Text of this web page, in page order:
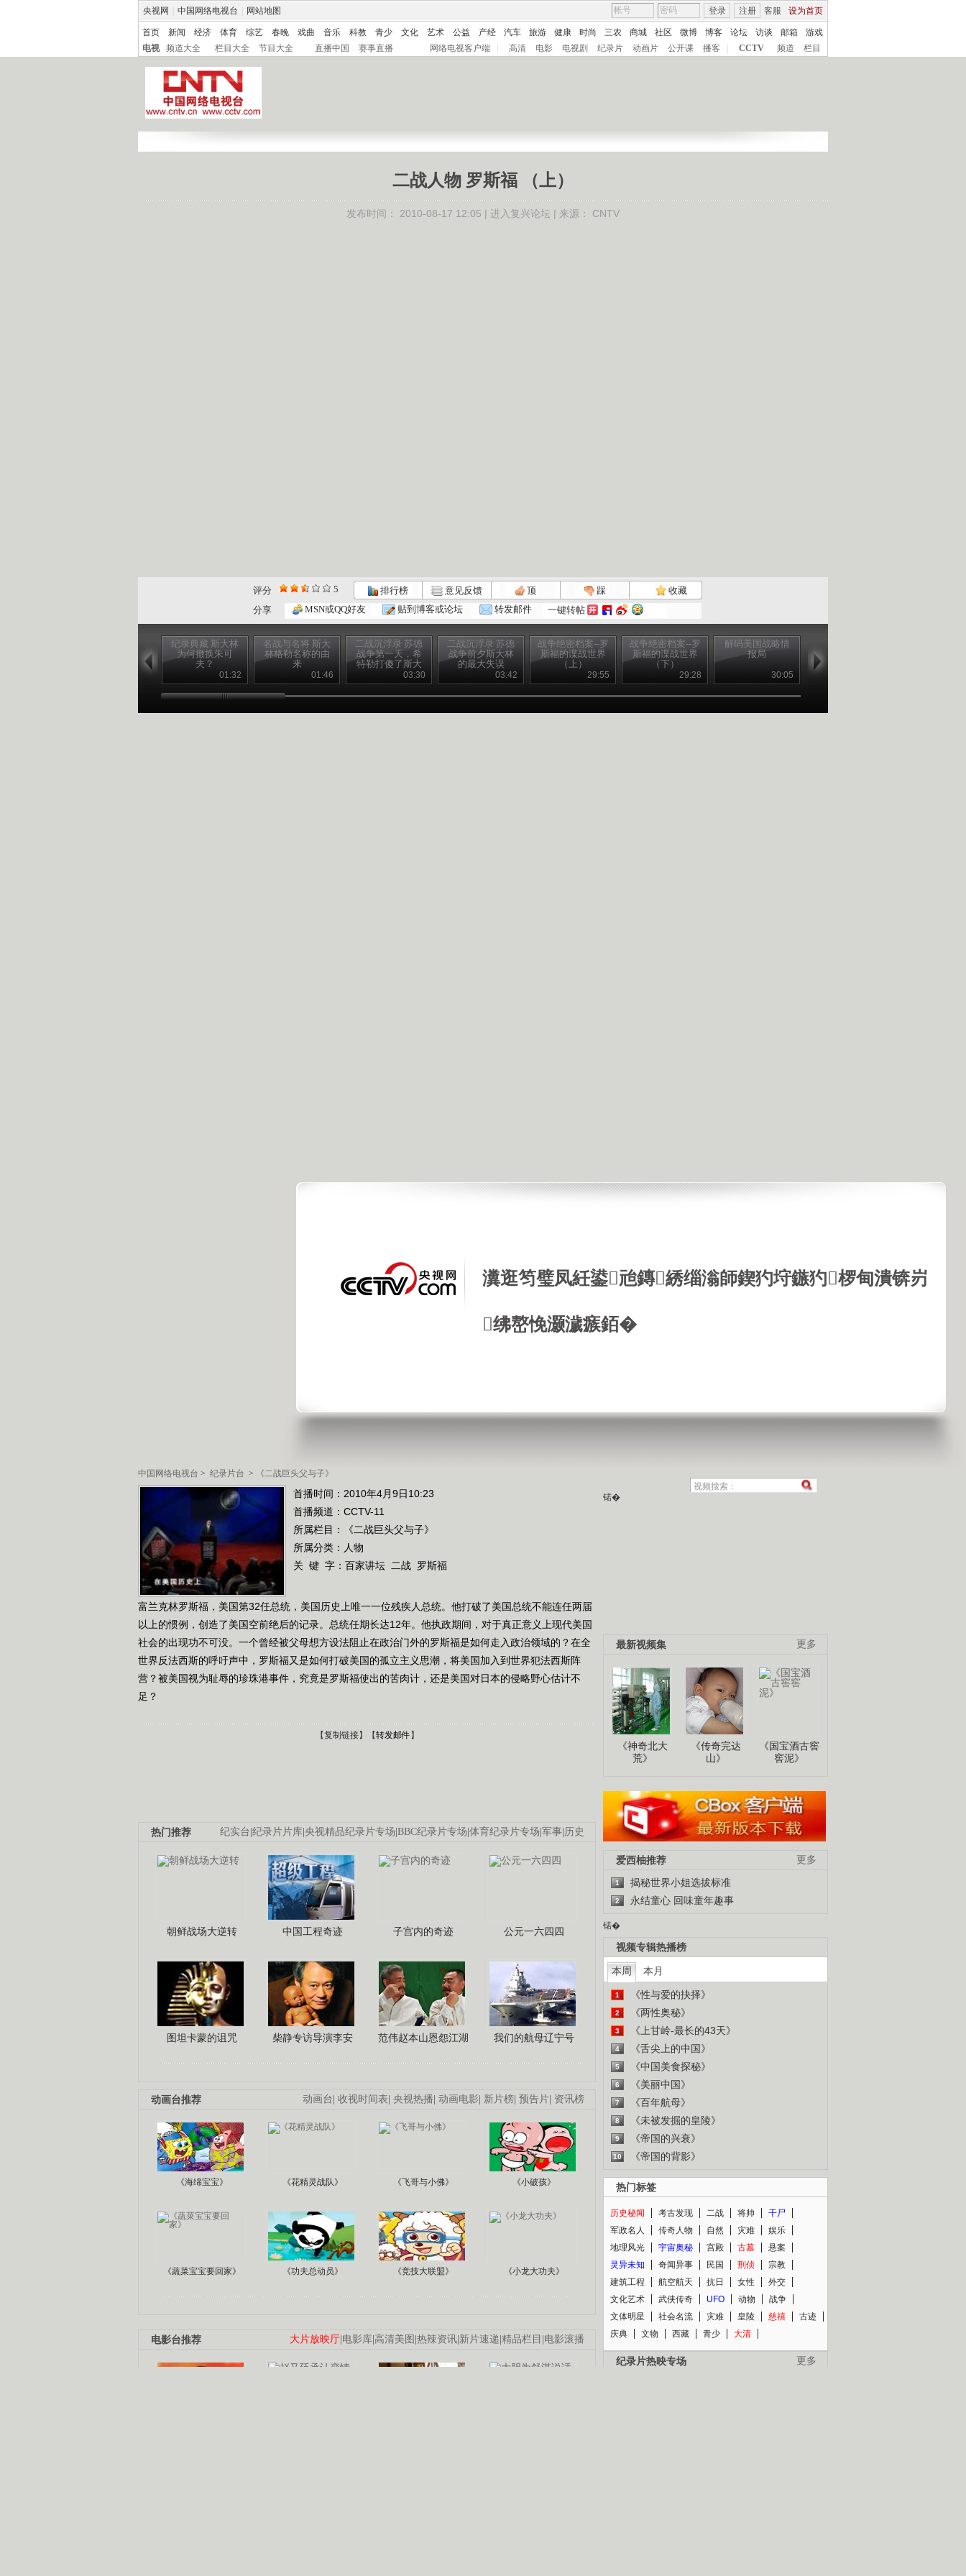
央视网 中国网络电视台 网站地图 客服 设为首页
登录 注册
首页 新闻 经济 体育 综艺 春晚 戏曲 音乐 科教 青少 文化 艺术 公益 产经 汽车 旅游 健康 时尚 三农 商城 社区 微博 博客 论坛 访谈 邮箱
游戏
电视
频道大全 栏目大全 节目大全 直播中国 赛事直播 网络电视客户端 高清 电影 电视剧 纪录片 动画片 公开课 播客 CCTV 频道 栏目
瀵逛笉璧凤紝鍙兘鏄綉缁滃師鍥犳垨鏃犳椤甸潰锛岃
绋嶅悗灏濊瘯銆�
中国网络电视台 > 纪录片台 > 《二战巨头父与子》
二战人物 罗斯福 （上）
发布时间： 2010-08-17 12:05 | 进入复兴论坛 | 来源： CNTV
评分 5 排行榜 意见反馈 顶 踩
收藏
分享
MSN或QQ好友 贴到博客或论坛 转发邮件 一键转帖
纪录典藏 斯大林
为何撤换朱可
夫？
01:32
名战与名将 斯大
林格勒名称的由
来
01:46
二战沉浮录 苏德
战争第一天，希
特勒打傻了斯大
03:30
二战沉浮录 苏德
战争前夕斯大林
的最大失误
03:42
战争绝密档案--罗
斯福的谍战世界
（上）
29:55
战争绝密档案--罗
斯福的谍战世界
（下）
29:28
解码美国战略情
报局
30:05
首播时间：2010年4月9日10:23
首播频道： CCTV-11
所属栏目：
《二战巨头父与子》
所属分类：人物
关 键 字： 百家讲坛 二战 罗斯福
富兰克林罗斯福，美国第32任总统，美国历史上唯一一位残疾人总统。他打破了美国总统不能连任两届
以上的惯例，创造了美国空前绝后的记录。总统任期长达12年。他执政期间，对于真正意义上现代美国
社会的出现功不可没。一个曾经被父母想方设法阻止在政治门外的罗斯福是如何走入政治领域的？在全
世界反法西斯的呼吁声中，罗斯福又是如何打破美国的孤立主义思潮，将美国加入到世界犯法西斯阵
营？被美国视为耻辱的珍珠港事件，究竟是罗斯福使出的苦肉计，还是美国对日本的侵略野心估计不
足？
【复制链接】【转发邮件 】
纪实台 纪录片片库 央视精品纪录片专场 BBC纪录片专场 体育纪录片专场 军事 历史
热门推荐
朝鲜战场大逆转 中国工程奇迹 子宫内的奇迹 公元一六四四
图坦卡蒙的诅咒 柴静专访导演李安 范伟赵本山恩怨江湖 我们的航母辽宁号
动画台 收视时间表 央视热播 动画电影 新片榜 预告片 资讯榜
动画台推荐
《海绵宝宝》 《花精灵战队》 《飞哥与小佛》 《小破孩》
《蔬菜宝宝要回家》 《功夫总动员》 《竞技大联盟》 《小龙大功夫》
大片放映厅 电影库 高清美图 热辣资讯 新片速递 精品栏目 电影滚播
电影台推荐
锘�
更多
最新视频集
《神奇北大
荒》
《传奇完达
山》
《国宝酒古窖
窖泥》
更多
爱西柚推荐
1 揭秘世界小姐选拔标准
2 永结童心 回味童年趣事
锘�
视频专辑热播榜
本周 本月
1 《性与爱的抉择》
2 《两性奥秘》
3 《上甘岭-最长的43天》
4 《舌尖上的中国》
5 《中国美食探秘》
6 《美丽中国》
7 《百年航母》
8 《未被发掘的皇陵》
9 《帝国的兴衰》
10 《帝国的背影》
热门标签
历史秘闻 考古发现 二战 将帅
干尸
军政名人
传奇人物 自然 灾难
娱乐
地理风光
宇宙奥秘 宫殿 古墓
悬案
灵异未知
奇闻异事 民国 刑侦
宗教
建筑工程
航空航天 抗日 女性
外交
文化艺术
武侠传奇 UFO 动物
战争
文体明星
社会名流 灾难 皇陵 慈禧
古迹
庆典
文物 西藏 青少 大清
更多
纪录片热映专场